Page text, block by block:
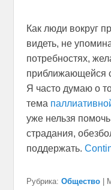
Как люди вокруг
видеть, не
потребностях,
приближающейся
Я часто думаю о
тема
уже нельзя
страдания,
поддержать.
Рубрика: Общество